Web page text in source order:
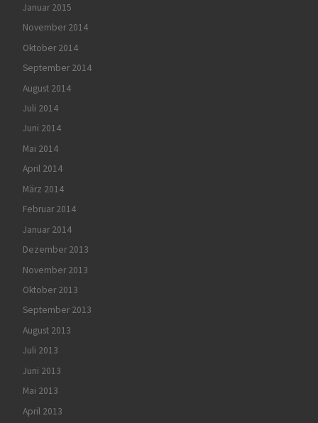
Januar 2015
November 2014
Oktober 2014
September 2014
August 2014
Juli 2014
Juni 2014
Mai 2014
April 2014
März 2014
Februar 2014
Januar 2014
Dezember 2013
November 2013
Oktober 2013
September 2013
August 2013
Juli 2013
Juni 2013
Mai 2013
April 2013